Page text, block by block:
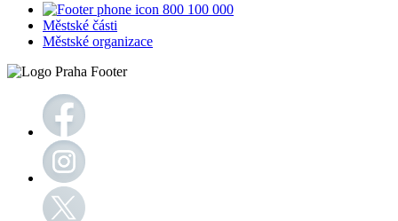
800 100 000
Městské části
Městské organizace